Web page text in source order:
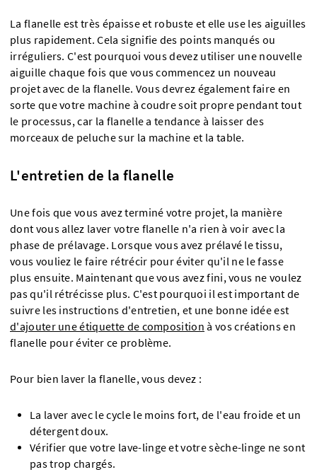
La flanelle est très épaisse et robuste et elle use les aiguilles
plus rapidement. Cela signifie des points manqués ou
irréguliers. C'est pourquoi vous devez utiliser une nouvelle
aiguille chaque fois que vous commencez un nouveau
projet avec de la flanelle. Vous devrez également faire en
sorte que votre machine à coudre soit propre pendant tout
le processus, car la flanelle a tendance à laisser des
morceaux de peluche sur la machine et la table.
L'entretien de la flanelle
Une fois que vous avez terminé votre projet, la manière
dont vous allez laver votre flanelle n'a rien à voir avec la
phase de prélavage. Lorsque vous avez prélavé le tissu,
vous vouliez le faire rétrécir pour éviter qu'il ne le fasse
plus ensuite. Maintenant que vous avez fini, vous ne voulez
pas qu'il rétrécisse plus. C'est pourquoi il est important de
suivre les instructions d'entretien, et une bonne idée est
d'ajouter une étiquette de composition à vos créations en
flanelle pour éviter ce problème.
Pour bien laver la flanelle, vous devez :
La laver avec le cycle le moins fort, de l'eau froide et un
détergent doux.
Vérifier que votre lave-linge et votre sèche-linge ne sont
pas trop chargés.